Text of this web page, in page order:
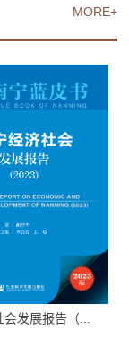
MORE+
发展报告（...